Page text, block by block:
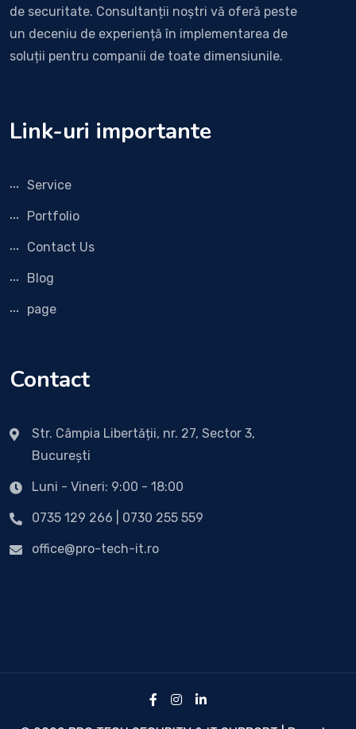
de securitate. Consultanții noștri vă oferă peste
un deceniu de experiență în implementarea de
soluții pentru companii de toate dimensiunile.
Link-uri importante
Service
Portfolio
Contact Us
Blog
page
Contact
Str. Câmpia Libertății, nr. 27, Sector 3,
București
Luni - Vineri: 9:00 - 18:00
0735 129 266 | 0730 255 559
office@pro-tech-it.ro